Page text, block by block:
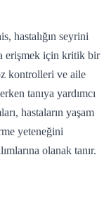
hastalığın seyrini
erişmek için kritik bir
kontrolleri ve aile
tanıya yardımcı
hastaların yaşam
yeteneğini
olanak tanır.